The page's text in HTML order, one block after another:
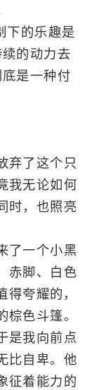
下的乐趣是
的动力去
是一种付
弃了这个只
我无论如何
时，也照亮
了一个小黑
赤脚、白色
夸耀的，
色斗篷。
是我向前点
比自卑。他
征着能力的